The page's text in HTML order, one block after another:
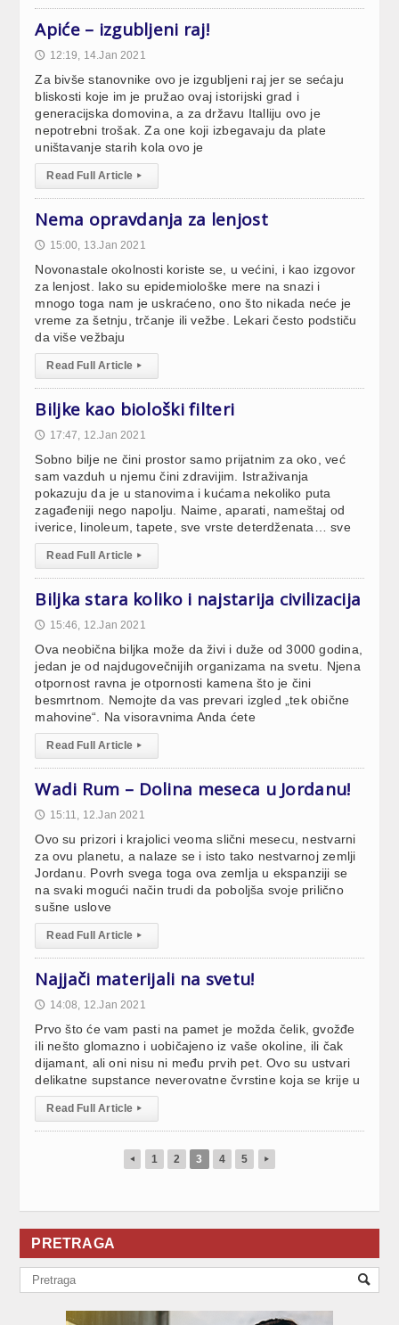
Apiće – izgubljeni raj!
🕔 12:19, 14.Jan 2021
Za bivše stanovnike ovo je izgubljeni raj jer se sećaju
bliskosti koje im je pružao ovaj istorijski grad i
generacijska domovina, a za državu Italliju ovo je
nepotrebni trošak. Za one koji izbegavaju da plate
uništavanje starih kola ovo je
Read Full Article ▸
Nema opravdanja za lenjost
🕔 15:00, 13.Jan 2021
Novonastale okolnosti koriste se, u većini, i kao izgovor
za lenjost. Iako su epidemiološke mere na snazi i
mnogo toga nam je uskraćeno, ono što nikada neće je
vreme za šetnju, trčanje ili vežbe. Lekari često podstiču
da više vežbaju
Read Full Article ▸
Biljke kao biološki filteri
🕔 17:47, 12.Jan 2021
Sobno bilje ne čini prostor samo prijatnim za oko, već
sam vazduh u njemu čini zdravijim. Istraživanja
pokazuju da je u stanovima i kućama nekoliko puta
zagađeniji nego napolju. Naime, aparati, nameštaj od
iverice, linoleum, tapete, sve vrste deterdženata… sve
Read Full Article ▸
Biljka stara koliko i najstarija civilizacija
🕔 15:46, 12.Jan 2021
Ova neobična biljka može da živi i duže od 3000 godina,
jedan je od najdugovečnijih organizama na svetu. Njena
otpornost ravna je otpornosti kamena što je čini
besmrtnom. Nemojte da vas prevari izgled „tek obične
mahovine“. Na visoravnima Anda ćete
Read Full Article ▸
Wadi Rum – Dolina meseca u Jordanu!
🕔 15:11, 12.Jan 2021
Ovo su prizori i krajolici veoma slični mesecu, nestvarni
za ovu planetu, a nalaze se i isto tako nestvarnoj zemlji
Jordanu. Povrh svega toga ova zemlja u ekspanziji se
na svaki mogući način trudi da poboljša svoje prilično
sušne uslove
Read Full Article ▸
Najjači materijali na svetu!
🕔 14:08, 12.Jan 2021
Prvo što će vam pasti na pamet je možda čelik, gvožđe
ili nešto glomazno i uobičajeno iz vaše okoline, ili čak
dijamant, ali oni nisu ni među prvih pet. Ovo su ustvari
delikatne supstance neverovatne čvrstine koja se krije u
Read Full Article ▸
◂ 1 2 3 4 5 ▸
PRETRAGA